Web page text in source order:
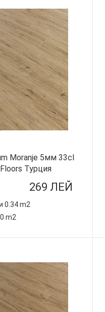
Moranje 5мм 33cl
Турция
269 ЛЕЙ
0.34 m2
m2